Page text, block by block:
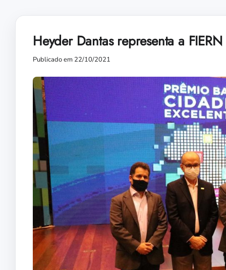
Heyder Dantas representa a
Publicado em 22/10/2021